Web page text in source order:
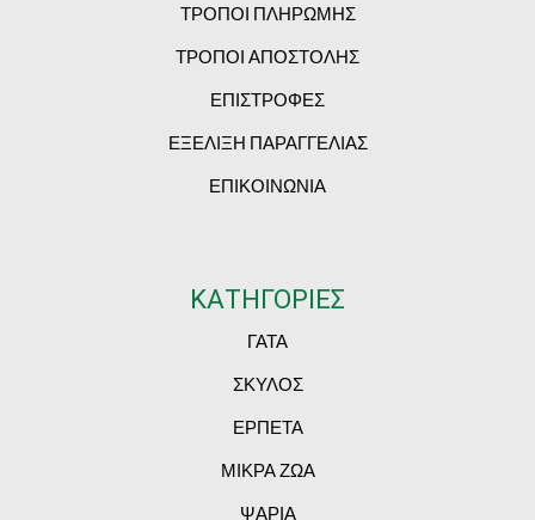
ΤΡΟΠΟΙ ΠΛΗΡΩΜΗΣ
ΤΡΟΠΟΙ ΑΠΟΣΤΟΛΗΣ
ΕΠΙΣΤΡΟΦΕΣ
ΕΞΕΛΙΞΗ ΠΑΡΑΓΓΕΛΙΑΣ
ΕΠΙΚΟΙΝΩΝΙΑ
ΚΑΤΗΓΟΡΙΕΣ
ΓΑΤΑ
ΣΚΥΛΟΣ
ΕΡΠΕΤΑ
ΜΙΚΡΑ ΖΩΑ
ΨΑΡΙΑ